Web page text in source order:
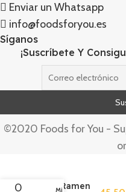
Enviar un Whatsapp
info@foodsforyou.es
Síganos
¡Suscríbete Y
©2020 Foods for You -
Para Ramen
0 Mi cuenta